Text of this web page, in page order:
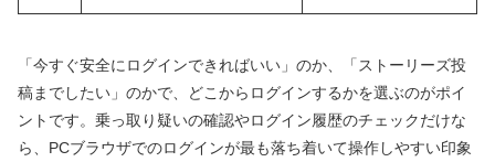
「今すぐ安全にログインできればいい」のか、「ストーリーズ投
稿までしたい」のかで、どこからログインするかを選ぶのがポイ
ントです。乗っ取り疑いの確認やログイン履歴のチェックだけな
ら、PCブラウザでのログインが最も落ち着いて操作しやすい印象